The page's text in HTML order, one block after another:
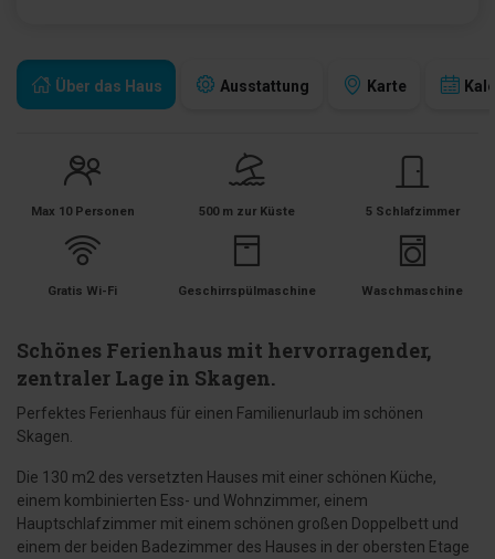
Über das Haus Ausstattung Karte
Max 10 Personen 500 m zur Küste 5 Schlafzimmer
Gratis Wi-Fi Geschirrspülmaschine Waschmaschine
Schönes Ferienhaus mit hervorragender,
zentraler Lage in Skagen.
Perfektes Ferienhaus für einen Familienurlaub im schönen
Skagen.
Die 130 m2 des versetzten Hauses mit einer schönen Küche,
einem kombinierten Ess- und Wohnzimmer, einem
Hauptschlafzimmer mit einem schönen großen Doppelbett und
einem der beiden Badezimmer des Hauses in der obersten Etage